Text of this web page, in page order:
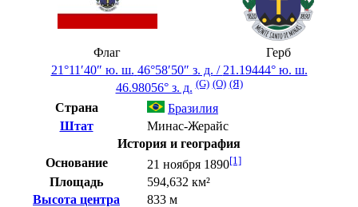
Флаг
Герб
21°11′40″ ю. ш. 46°58′50″ з. д. / 21.19444° ю. ш.
46.98056° з. д. (G) (O) (Я)
Страна
Бразилия
Штат
Минас-Жерайс
История и география
Основание
21 ноября 1890[1]
Площадь
594,632 км²
Высота центра
833 м